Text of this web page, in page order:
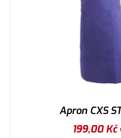
Apron CXS
199,00Kč